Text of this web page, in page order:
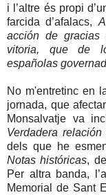
i l’altre és propi
farcida d’afalacs,
acción de
vitoria, que de
españolas
No m'entretinc en
jornada, que
Monsalvatje va
Verdadera
dels que he
Notas históricas,
Per altra banda,
Memorial de Sant